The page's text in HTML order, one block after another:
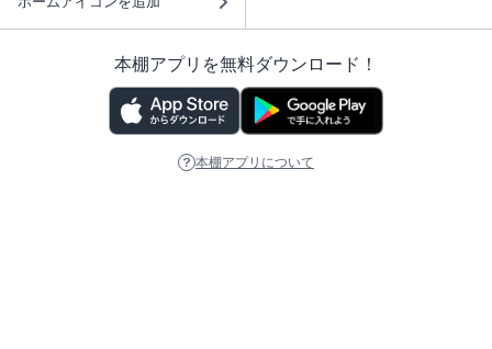
本棚アプリを無料ダウンロード！
本棚アプリについて